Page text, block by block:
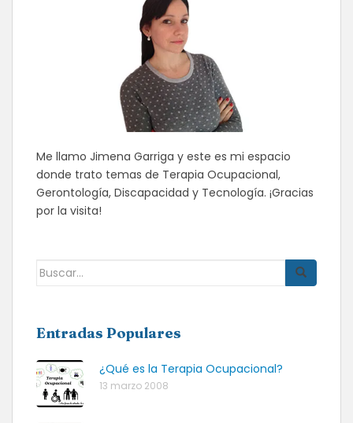
Me llamo Jimena Garriga y este es mi espacio
donde trato temas de Terapia Ocupacional,
Gerontología, Discapacidad y Tecnología. ¡Gracias
por la visita!
Buscar:
Entradas Populares
¿Qué es la Terapia Ocupacional?
13 marzo 2008